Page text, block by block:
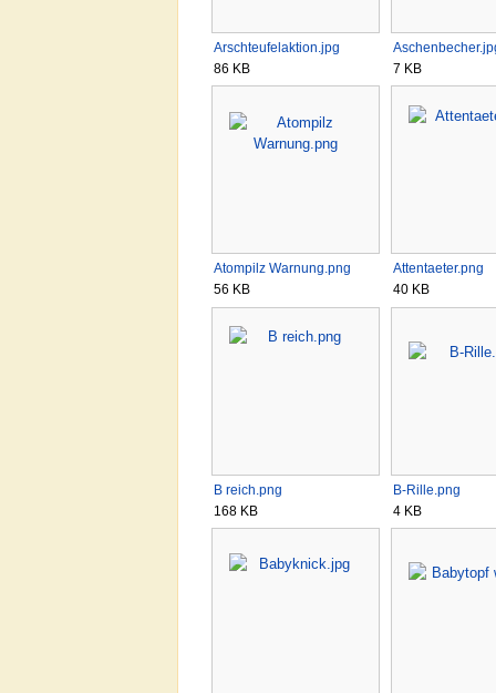
Arschteufelaktion.jpg
86 KB
7 KB
Atompilz Warnung.png
56 KB
Attentaeter.png
40 KB
B reich.png
168 KB
B-Rille.png
4 KB